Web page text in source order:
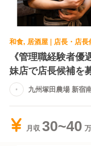
また、塚だま®とい
た卵や、契約農家か
生産者と共同開発し
りの食材が揃ってい
【お店づくりについ
九州塚田農場では、
し、喜びを分かち合
デザインしています。
和食, 居酒屋 | 店長・店長
《管理職経験者
妹店で店長候補を
九州塚田農場 新宿
月収 30~40